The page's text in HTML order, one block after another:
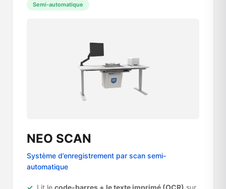
Semi-automatique
NEO SCAN
Système d’enregistrement par scan semi-
automatique